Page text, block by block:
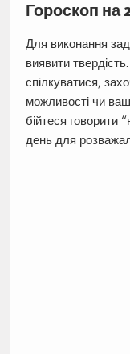
Гороскоп на
Для виконання
виявити
спілкуватися,
можливості чи
бійтеся говорити
день для